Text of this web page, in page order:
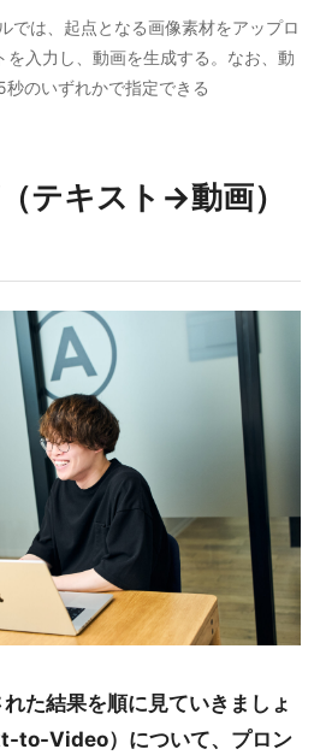
では、起点となる画像素材をアップロ
を入力し、動画を生成する。なお、動
のいずれかで指定できる
テキスト→動画）
た結果を順に見ていきましょ
to-Video）について、プロン